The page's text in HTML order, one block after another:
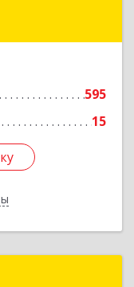
595
15
г, Суворова ул,